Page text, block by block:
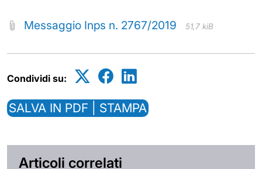
Messaggio Inps n. 2767/2019 51,7 kiB
Condividi su:
SALVA IN PDF | STAMPA
Articoli correlati